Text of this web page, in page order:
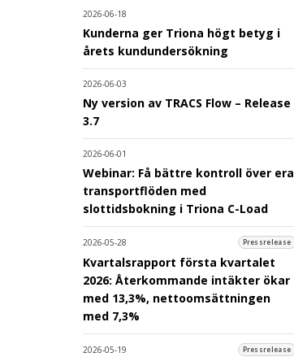
2026-06-18
Kunderna ger Triona högt betyg i
årets kundundersökning
2026-06-03
Ny version av TRACS Flow – Release
3.7
2026-06-01
Webinar: Få bättre kontroll över era
transportflöden med
slottidsbokning i Triona C-Load
2026-05-28 Pressrelease
Kvartalsrapport första kvartalet
2026: Återkommande intäkter ökar
med 13,3%, nettoomsättningen
med 7,3%
2026-05-19 Pressrelease